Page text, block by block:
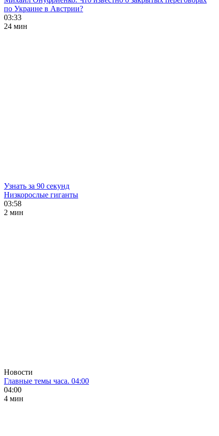
по Украине в Австрии?
03:33
24 мин
Узнать за 90 секунд
Низкорослые гиганты
03:58
2 мин
Новости
Главные темы часа. 04:00
04:00
4 мин